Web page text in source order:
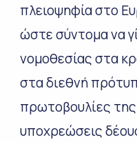
πλειοψηφία στο
ώστε σύντομα να
νομοθεσίας στα
στα διεθνή
πρωτοβουλίες της
υποχρεώσεις